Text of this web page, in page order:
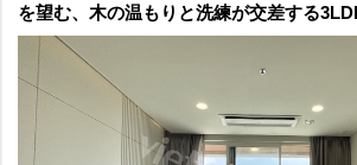
を望む、木の温もりと洗練が交差する